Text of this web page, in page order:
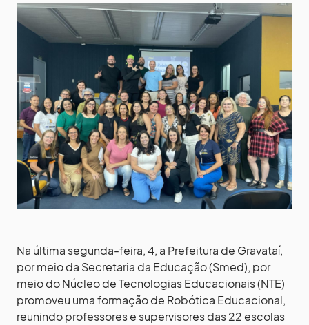
Na última segunda-feira, 4, a Prefeitura de Gravataí,
por meio da Secretaria da Educação (Smed), por
meio do Núcleo de Tecnologias Educacionais (NTE)
promoveu uma formação de Robótica Educacional,
reunindo professores e supervisores das 22 escolas